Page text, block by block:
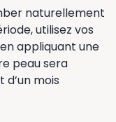
naturellement
utilisez vos
appliquant une
peau sera
mois